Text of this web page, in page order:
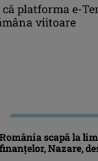
platforma e-
viitoare
România scapă la
finanțelor, Nazare,